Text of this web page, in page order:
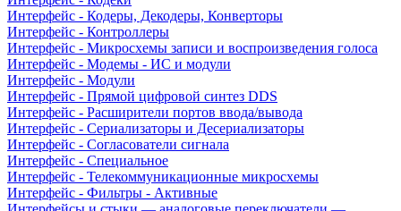
Интерфейс - Кодеры, Декодеры, Конверторы
Интерфейс - Контроллеры
Интерфейс - Микросхемы записи и воспроизведения голоса
Интерфейс - Модемы - ИС и модули
Интерфейс - Модули
Интерфейс - Прямой цифровой синтез DDS
Интерфейс - Расширители портов ввода/вывода
Интерфейс - Сериализаторы и Десериализаторы
Интерфейс - Согласователи сигнала
Интерфейс - Специальное
Интерфейс - Телекоммуникационные микросхемы
Интерфейс - Фильтры - Активные